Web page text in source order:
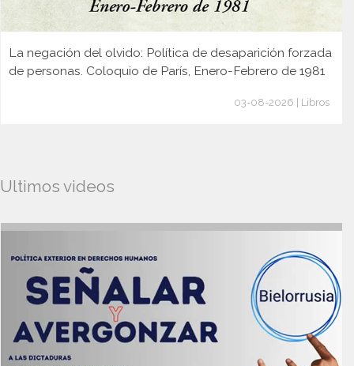
La negación del olvido: Política de desaparición forzada
de personas. Coloquio de París, Enero-Febrero de 1981
03-08-2026 | Libros
Ultimos videos